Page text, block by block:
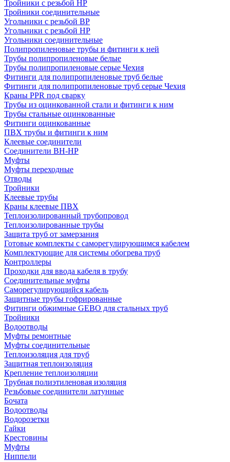
Тройники с резьбой НР
Тройники соединительные
Угольники с резьбой ВР
Угольники с резьбой НР
Угольники соединительные
Полипропиленовые трубы и фитинги к ней
Трубы полипропиленовые белые
Трубы полипропиленовые серые Чехия
Фитинги для полипропиленовые труб белые
Фитинги для полипропиленовые труб серые Чехия
Краны PPR под сварку
Трубы из оцинкованной стали и фитинги к ним
Трубы стальные оцинкованные
Фитинги оцинкованные
ПВХ трубы и фитинги к ним
Клеевые соединители
Соединители ВН-НР
Муфты
Муфты переходные
Отводы
Тройники
Клеевые трубы
Краны клеевые ПВХ
Теплоизолированный трубопровод
Теплоизолированные трубы
Защита труб от замерзания
Готовые комплекты с саморегулирующимся кабелем
Комплектующие для системы обогрева труб
Контроллеры
Проходки для ввода кабеля в трубу
Соединительные муфты
Саморегулирующийся кабель
Защитные трубы гофрированные
Фитинги обжимные GEBO для стальных труб
Тройники
Водоотводы
Муфты ремонтные
Муфты соединительные
Теплоизоляция для труб
Защитная теплоизоляция
Крепление теплоизоляции
Трубная полиэтиленовая изоляция
Резьбовые соединители латунные
Бочата
Водоотводы
Водорозетки
Гайки
Крестовины
Муфты
Ниппели